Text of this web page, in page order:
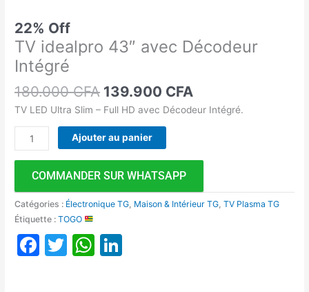
22% Off
TV idealpro 43″ avec Décodeur
Intégré
180.000CFA 139.900 CFA
TV LED Ultra Slim – Full HD avec Décodeur Intégré.
Ajouter au panier
COMMANDER SUR WHATSAPP
Catégories : Électronique TG, Maison & Intérieur TG,TV Plasma TG
Étiquette :TOGO
Facebook
TwitterWhatsApp